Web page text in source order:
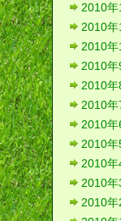
2010年
2010年
2010年
2010年
2010年
2010年
2010年
2010年
2010年
2010年
2010年